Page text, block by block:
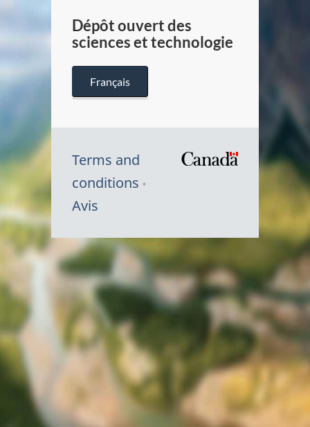
Dépôt ouvert des
sciences et technologie
Français
Terms and
conditions
Avis
Canada